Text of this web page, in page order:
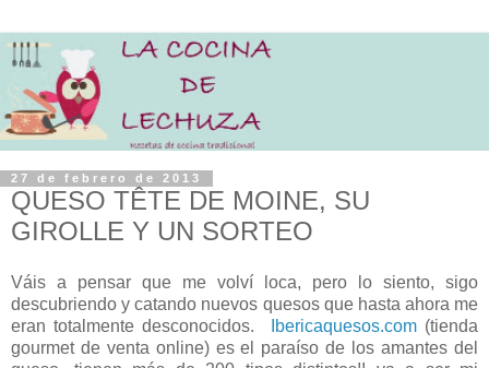
27 de febrero de 2013
QUESO TÊTE DE MOINE, SU
GIROLLE Y UN SORTEO
Váis a pensar que me volví loca, pero lo siento, sigo
descubriendo y catando nuevos quesos que hasta ahora me
eran totalmente desconocidos.
Ibericaquesos.com (tienda
gourmet de venta online) es el paraíso de los amantes del